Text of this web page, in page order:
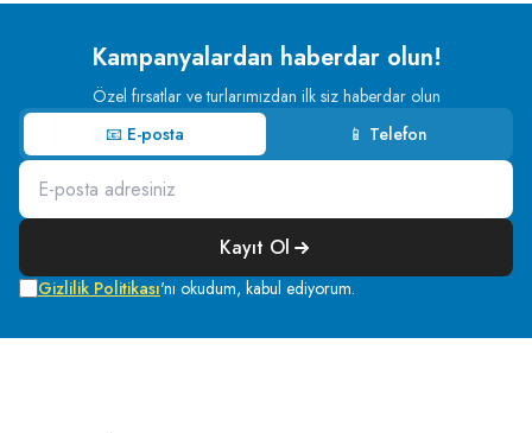
Kampanyalardan haberdar olun!
Özel fırsatlar ve turlarımızdan ilk siz haberdar olun
📧 E-posta
📱 Telefon
Kayıt Ol
Gizlilik Politikası'nı okudum, kabul ediyorum.